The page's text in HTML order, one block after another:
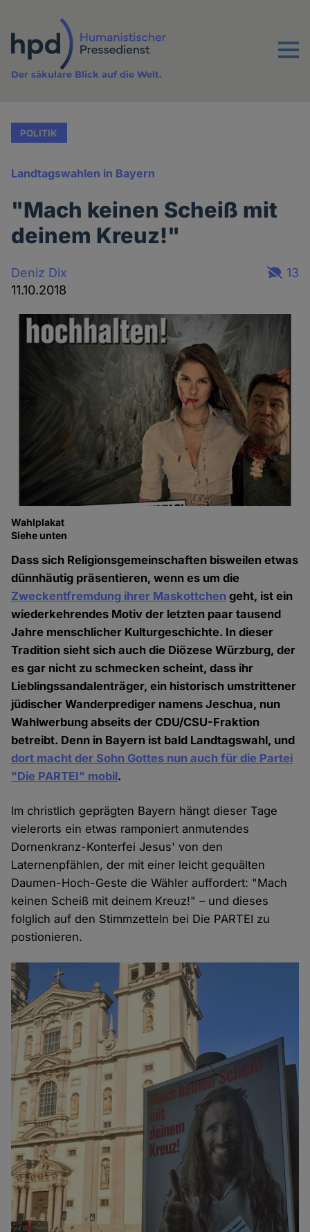
Inhalt
Menu
Der säkulare Blick auf die Welt.
POLITIK
Landtagswahlen in Bayern
"Mach keinen Scheiß mit
deinem Kreuz!"
Deniz Dix
11.10.2018
13
Wahlplakat
Siehe unten
Dass sich Religionsgemeinschaften bisweilen etwas
dünnhäutig präsentieren, wenn es um die
Zweckentfremdung ihrer Maskottchen geht, ist ein
wiederkehrendes Motiv der letzten paar tausend
Jahre menschlicher Kulturgeschichte. In dieser
Tradition sieht sich auch die Diözese Würzburg, der
es gar nicht zu schmecken scheint, dass ihr
Lieblingssandalenträger, ein historisch umstrittener
jüdischer Wanderprediger namens Jeschua, nun
Wahlwerbung abseits der CDU/CSU-Fraktion
betreibt. Denn in Bayern ist bald Landtagswahl, und
dort macht der Sohn Gottes nun auch für die Partei
"Die PARTEI" mobil.
Im christlich geprägten Bayern hängt dieser Tage
vielerorts ein etwas ramponiert anmutendes
Dornenkranz-Konterfei Jesus' von den
Laternenpfählen, der mit einer leicht gequälten
Daumen-Hoch-Geste die Wähler auffordert: "Mach
keinen Scheiß mit deinem Kreuz!" – und dieses
folglich auf den Stimmzetteln bei Die PARTEI zu
postionieren.